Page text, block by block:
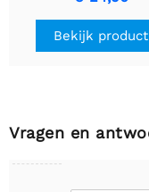
Bekijk product
Vragen en